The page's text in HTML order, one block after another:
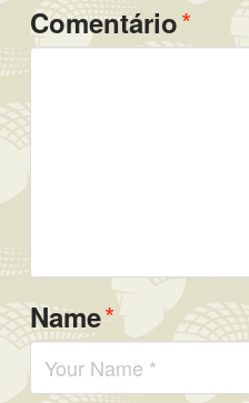
Comentário*
Name*